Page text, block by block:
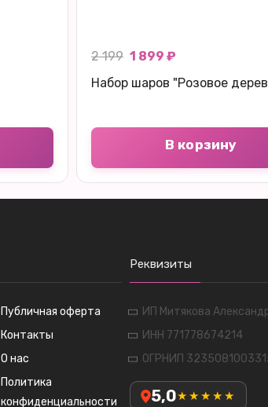
2 199 1 899 ₽
Набор шаров "Розовое
В корзину
Публичная оферта
Контакты
О нас
Политика
конфиденциальности
Реквизиты
ИП Митякова
ИНН 771778674214
ОГРНИП
5,0★★★★★